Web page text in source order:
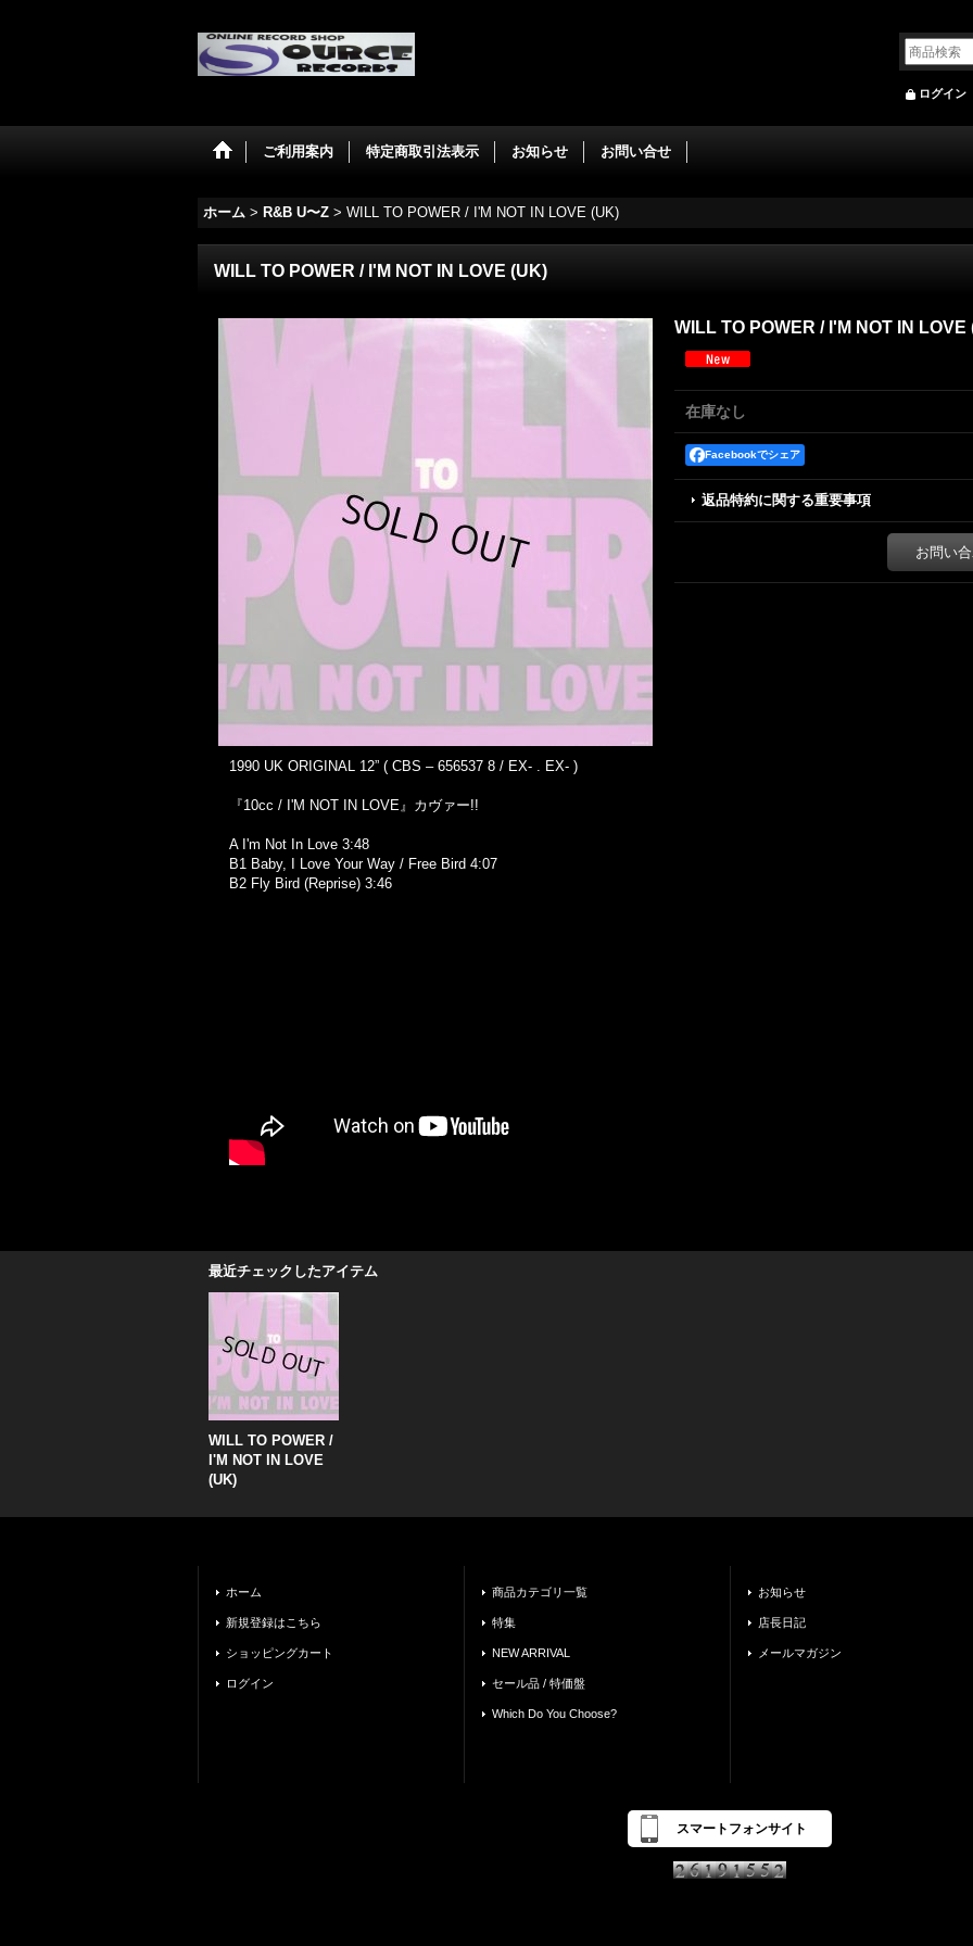
ログイン
ご利用案内 特定商取引法表示 お知らせ お問い合せ
ホーム > R&B U〜Z > WILL TO POWER ‎/ I'M NOT IN LOVE (UK)
WILL TO POWER ‎/ I'M NOT IN LOVE (UK)
WILL TO POWER ‎/ I'M NOT IN LOVE
在庫なし
Facebookでシェア
返品特約に関する重要事項
お問い
1990 UK ORIGINAL 12” ( CBS ‎– 656537 8 / EX- . EX- )
『10cc / I'M NOT IN LOVE』カヴァー!!
A I'm Not In Love 3:48
B1 Baby, I Love Your Way / Free Bird 4:07
B2 Fly Bird (Reprise) 3:46
最近チェックしたアイテム
WILL TO POWER ‎/
I'M NOT IN LOVE
(UK)
ホーム
新規登録はこちら
ショッピングカート
ログイン
商品カテゴリ一覧
特集
NEW ARRIVAL
セール品 / 特価盤
Which Do You Choose?
お知らせ
店長日記
メールマガジン
スマートフォンサイト